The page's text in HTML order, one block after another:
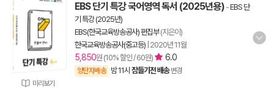
미리보기
EBS 단기 특강 국어영역 독서 (2025년용) -EBS 단
기 특강 (2025년)
EBS(한국교육방송공사) 편집부(지은이)
한국교육방송공사(중고등) 2020년 11월
5,850원 (10% 할인 / 60원) 6.0
양탄자배송 밤 11시 잠들기전 배송 변경